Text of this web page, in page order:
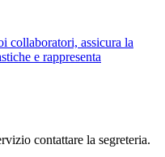
collaboratori, assicura la
e rappresenta
contattare la segreteria.